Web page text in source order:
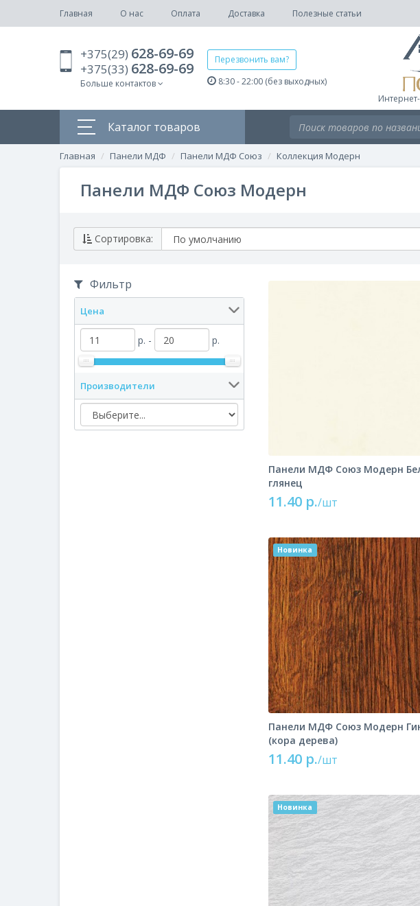
Главная О нас Оплата Доставка Полезные статьи
+375(29) 628-69-69
+375(33) 628-69-69
Больше контактов
Перезвонить вам?
8:30 - 22:00 (без выходных)
Каталог товаров
Главная Панели МДФ Панели МДФ Союз Коллекция Модерн
Панели МДФ Союз Модерн
Сортировка:
Фильтр
Цена
р. - р.
Производители
Панели МДФ Союз Модерн
глянец
11.40 р./шт
Новинка
Панели МДФ Союз Модерн
(кора дерева)
11.40 р./шт
Новинка